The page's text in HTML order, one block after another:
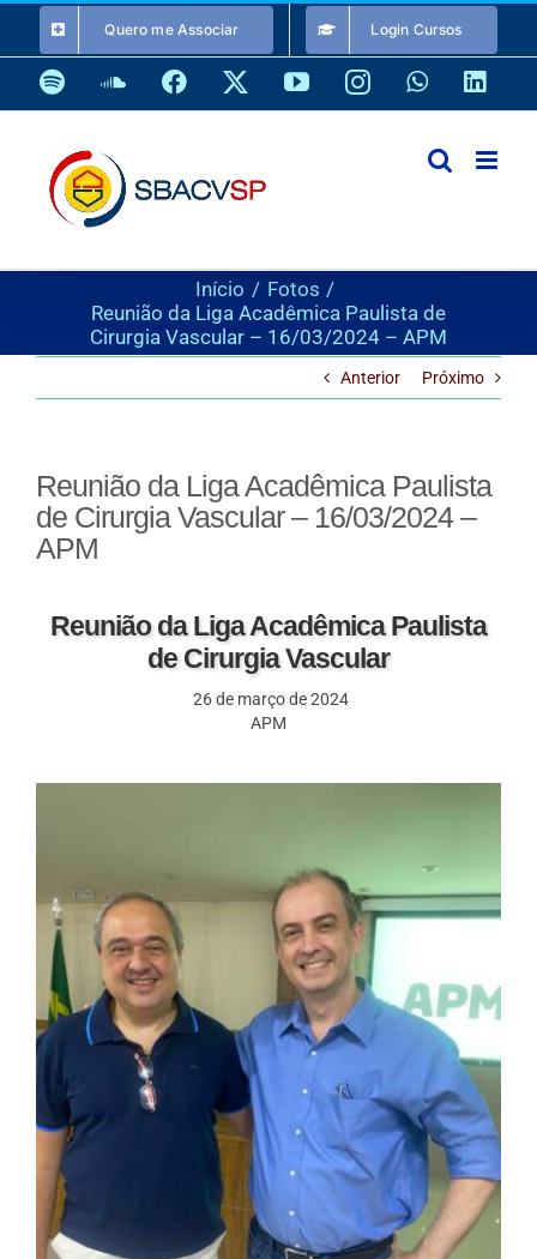
o
conteúdo
Quero me Associar Login Cursos
SpotifySoundCloud
Facebook YouTubeInstagramWhatsApp
Início
Fotos
Reunião da Liga Acadêmica Paulista de
Cirurgia Vascular – 16/03/2024 – APM
Anterior Próximo
Reunião da Liga Acadêmica Paulista
de Cirurgia Vascular – 16/03/2024 –
APM
Reunião da Liga Acadêmica Paulista
de Cirurgia Vascular
26 de março de 2024
APM